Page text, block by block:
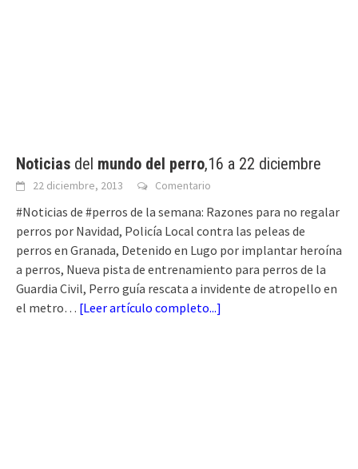
Noticias del mundo del perro,16 a 22 diciembre
22 diciembre, 2013 Comentario
#Noticias de #perros de la semana: Razones para no regalar
perros por Navidad, Policía Local contra las peleas de
perros en Granada, Detenido en Lugo por implantar heroína
a perros, Nueva pista de entrenamiento para perros de la
Guardia Civil, Perro guía rescata a invidente de atropello en
el metro… [Leer artículo completo...]